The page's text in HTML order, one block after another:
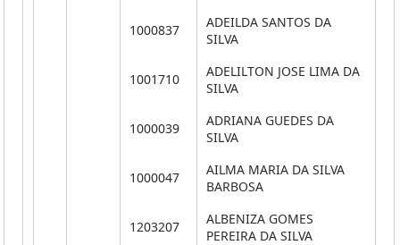
1000837
ADEILDA SANTOS DA
SILVA
1001710
ADELILTON JOSE LIMA DA
SILVA
1000039
ADRIANA GUEDES DA
SILVA
1000047
AILMA MARIA DA SILVA
BARBOSA
1203207
ALBENIZA GOMES
PEREIRA DA SILVA